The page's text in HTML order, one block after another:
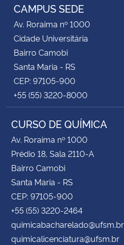
CAMPUS SEDE
Av. Roraima nº 1000
Cidade Universitária
Bairro Camobi
Santa Maria - RS
CEP: 97105-900
+55 (55) 3220-8000
CURSO DE QUÍMICA
Av. Roraima nº 1000
Prédio 18, Sala 2110-A
Bairro Camobi
Santa Maria - RS
CEP: 97105-900
+55 (55) 3220-2464
quimicabacharelado@ufsm.br
quimicalicenciatura@ufsm.br